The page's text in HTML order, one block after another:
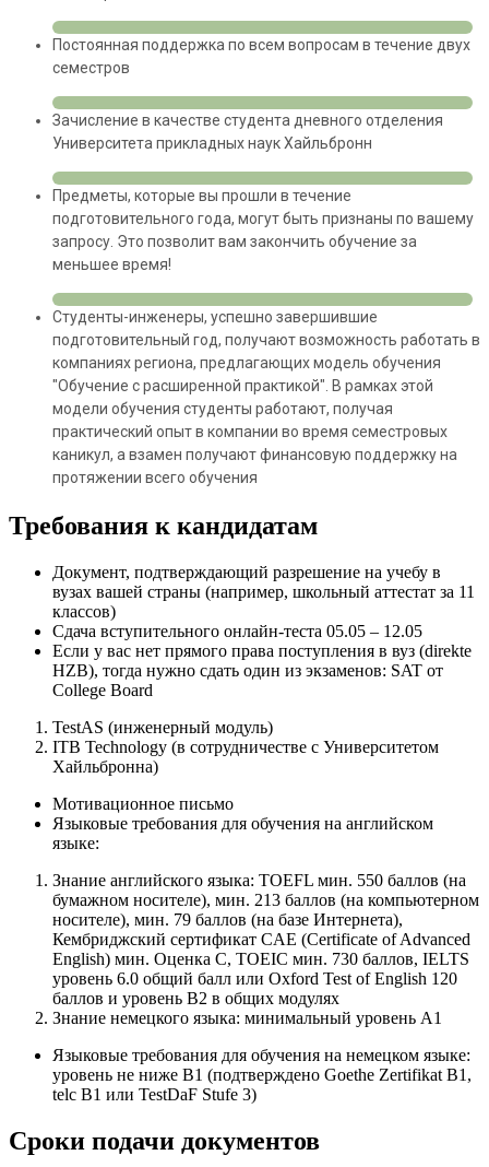
Постоянная поддержка по всем вопросам в течение двух
семестров
Зачисление в качестве студента дневного отделения
Университета прикладных наук Хайльбронн
Предметы, которые вы прошли в течение
подготовительного года, могут быть признаны по вашему
запросу. Это позволит вам закончить обучение за
меньшее время!
Студенты-инженеры, успешно завершившие
подготовительный год, получают возможность работать в
компаниях региона, предлагающих модель обучения
"Обучение с расширенной практикой". В рамках этой
модели обучения студенты работают, получая
практический опыт в компании во время семестровых
каникул, а взамен получают финансовую поддержку на
протяжении всего обучения
Требования к кандидатам
Документ, подтверждающий разрешение на учебу в
вузах вашей страны (например, школьный аттестат за 11
классов)
Сдача вступительного онлайн-теста 05.05 – 12.05
Если у вас нет прямого права поступления в вуз (direkte
HZB), тогда нужно сдать один из экзаменов: SAT от
College Board
TestAS (инженерный модуль)
ITB Technology (в сотрудничестве с Университетом
Хайльбронна)
Мотивационное письмо
Языковые требования для обучения на английском
языке:
Знание английского языка: TOEFL мин. 550 баллов (на
бумажном носителе), мин. 213 баллов (на компьютерном
носителе), мин. 79 баллов (на базе Интернета),
Кембриджский сертификат CAE (Certificate of Advanced
English) мин. Оценка C, TOEIC мин. 730 баллов, IELTS
уровень 6.0 общий балл или Oxford Test of English 120
баллов и уровень B2 в общих модулях
Знание немецкого языка: минимальный уровень A1
Языковые требования для обучения на немецком языке:
уровень не ниже B1 (подтверждено Goethe Zertifikat B1,
telc B1 или TestDaF Stufe 3)
Сроки подачи документов